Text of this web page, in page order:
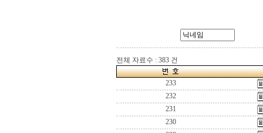
전체 자료수 : 383 건
233
232
231
230